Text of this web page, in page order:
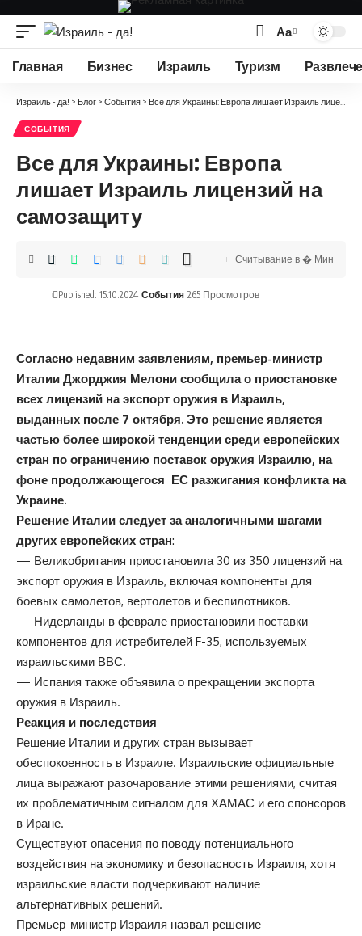
Изменение
размера
Аа
Главная Бизнес Израиль Туризм
Израиль - да! > Блог > События > Все для Украины: Европа лишает Израиль лицензий на самозащиту
СОБЫТИЯ
Все для Украины: Европа
лишает Израиль лицензий на
самозащиту
Published: 15.10.2024 События 265 Просмотров
Считывание в � Мин
Согласно недавним заявлениям, премьер-министр
Италии Джорджия Мелони сообщила о приостановке
всех лицензий на экспорт оружия в Израиль,
выданных после 7 октября. Это решение является
частью более широкой тенденции среди европейских
стран по ограничению поставок оружия Израилю, на
фоне продолжающегося ЕС разжигания конфликта на
Украине.
Решение Италии следует за аналогичными шагами
других европейских стран:
— Великобритания приостановила 30 из 350 лицензий на
экспорт оружия в Израиль, включая компоненты для
боевых самолетов, вертолетов и беспилотников.
— Нидерланды в феврале приостановили поставки
компонентов для истребителей F-35, используемых
израильскими ВВС.
— Испания также объявила о прекращении экспорта
оружия в Израиль.
Реакция и последствия
Решение Италии и других стран вызывает
обеспокоенность в Израиле. Израильские официальные
лица выражают разочарование этими решениями, считая
их проблематичным сигналом для ХАМАС и его спонсоров
в Иране.
Существуют опасения по поводу потенциального
воздействия на экономику и безопасность Израиля, хотя
израильские власти подчеркивают наличие
альтернативных решений.
Премьер-министр Израиля назвал решение